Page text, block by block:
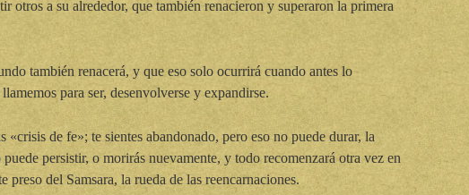
otros a su alrededor, que también renacieron y superaron la primera
también renacerá, y que eso solo ocurrirá cuando antes lo
para ser, desenvolverse y expandirse.
«crisis de fe»; te sientes abandonado, pero eso no puede durar, la
persistir, o morirás nuevamente, y todo recomenzará otra vez en
preso del Samsara, la rueda de las reencarnaciones.